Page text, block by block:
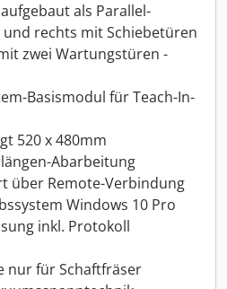
als Parallel-
rechts mit Schiebetüren
zwei Wartungstüren -
Basismodul für Teach-In-
520 x 480mm
Abarbeitung
über Remote-Verbindung
Windows 10 Pro
inkl. Protokoll
nur für Schaftfräser